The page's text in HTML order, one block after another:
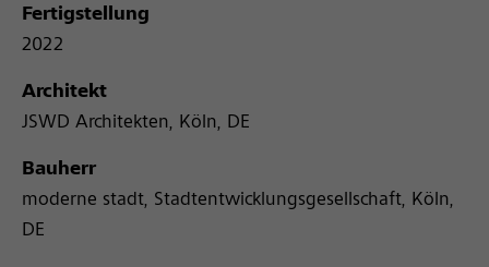
Fertigstellung
2022
Architekt
JSWD Architekten, Köln, DE
Bauherr
moderne stadt, Stadtentwicklungsgesellschaft, Köln,
DE